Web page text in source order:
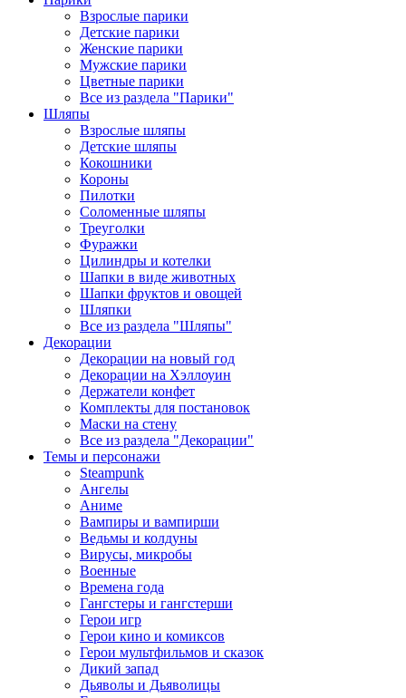
Взрослые парики
Детские парики
Женские парики
Мужские парики
Цветные парики
Все из раздела "Парики"
Шляпы
Взрослые шляпы
Детские шляпы
Кокошники
Короны
Пилотки
Соломенные шляпы
Треуголки
Фуражки
Цилиндры и котелки
Шапки в виде животных
Шапки фруктов и овощей
Шляпки
Все из раздела "Шляпы"
Декорации
Декорации на новый год
Декорации на Хэллоуин
Держатели конфет
Комплекты для постановок
Маски на стену
Все из раздела "Декорации"
Темы и персонажи
Steampunk
Ангелы
Аниме
Вампиры и вампирши
Ведьмы и колдуны
Вирусы, микробы
Военные
Времена года
Гангстеры и гангстерши
Герои игр
Герои кино и комиксов
Герои мультфильмов и сказок
Дикий запад
Дьяволы и Дьяволицы